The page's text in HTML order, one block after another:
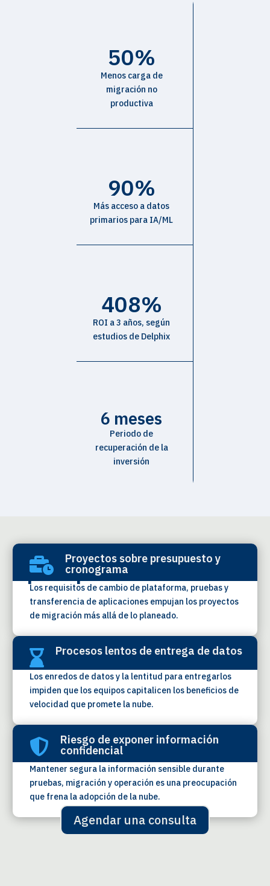
50%
Menos carga de
migración no
productiva
90%
Más acceso a datos
primarios para IA/ML
408%
ROI a 3 años, según
estudios de Delphix
6 meses
Periodo de
recuperación de la
inversión
La migración es solo el
principio
 Proyectos sobre presupuesto y
cronograma
Los requisitos de cambio de plataforma, pruebas y
transferencia de aplicaciones empujan los proyectos
de migración más allá de lo planeado.
 Procesos lentos de entrega de datos
Los enredos de datos y la lentitud para entregarlos
impiden que los equipos capitalicen los beneficios de
velocidad que promete la nube.
 Riesgo de exponer información
confidencial
Mantener segura la información sensible durante
pruebas, migración y operación es una preocupación
que frena la adopción de la nube.
Agendar una consulta